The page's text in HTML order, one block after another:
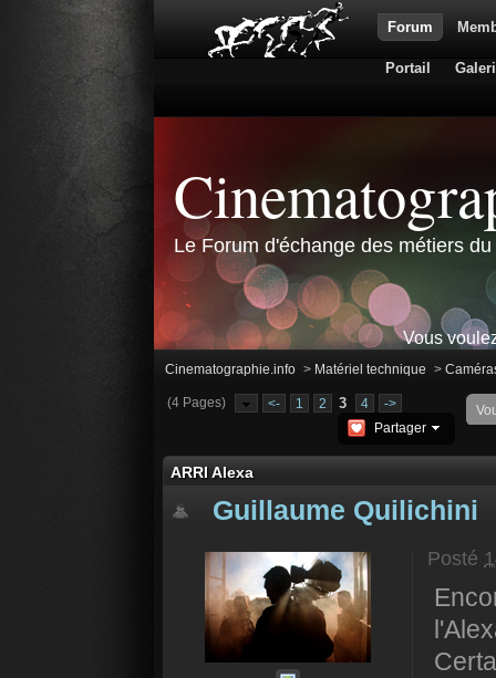
Forum
Portail
Le Forum d'échange des métiers
Vous
Cinematographie.info > Matériel technique >
(4 Pages) <- 1 2 3 4 ->
Partager
ARRI Alexa
Guillaume Quilichini
Posté